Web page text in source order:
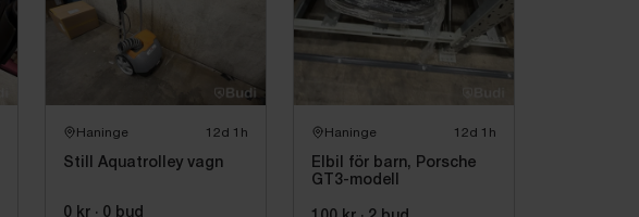
Haninge 12d 1h
Still Aquatrolley vagn
0 kr · 0 bud
Haninge 12d 1h
Elbil för barn, Porsche
GT3-modell